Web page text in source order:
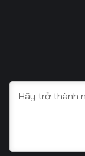
Tập 28